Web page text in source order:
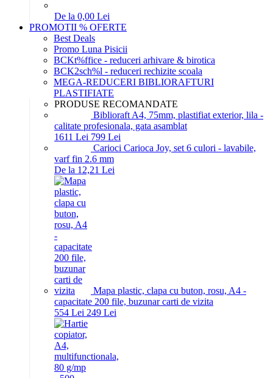
De la 0,00 Lei
PROMOTII % OFERTE
Best Deals
Promo Luna Pisicii
BCKt%ffice - reduceri arhivare & birotica
BCK2sch%l - reduceri rechizite scoala
MEGA-REDUCERI BIBLIORAFTURI
PLASTIFIATE
PRODUSE RECOMANDATE
Biblioraft A4, 75mm, plastifiat exterior, lila -
calitate profesionala, gata asamblat
1611 Lei 799 Lei
Carioci Carioca Joy, set 6 culori - lavabile,
varf fin 2.6 mm
De la 12,21 Lei
Mapa plastic, clapa cu buton, rosu, A4 -
capacitate 200 file, buzunar carti de vizita
554 Lei 249 Lei